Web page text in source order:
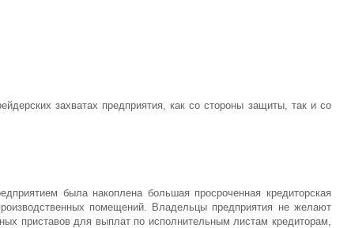
захватах предприятия, как со стороны защиты, так и со
была накоплена большая просроченная кредиторская
помещений. Владельцы предприятия не желают
приставов для выплат по исполнительным листам кредиторам,